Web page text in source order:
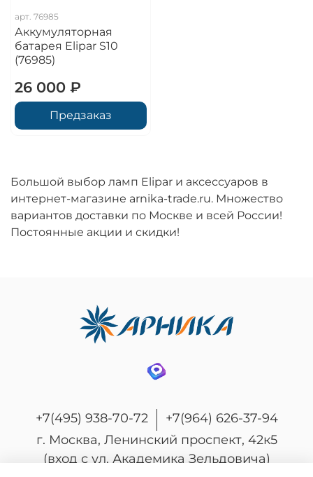
арт. 76985
Аккумуляторная
батарея Elipar S10
(76985)
26 000 ₽
Предзаказ
Большой выбор ламп Elipar и аксессуаров в
интернет-магазине arnika-trade.ru. Множество
вариантов доставки по Москве и всей России!
Постоянные акции и скидки!
+7(495) 938-70-72
+7(964) 626-37-94
г. Москва, Ленинский проспект, 42к5
(вход с ул. Академика Зельдовича)